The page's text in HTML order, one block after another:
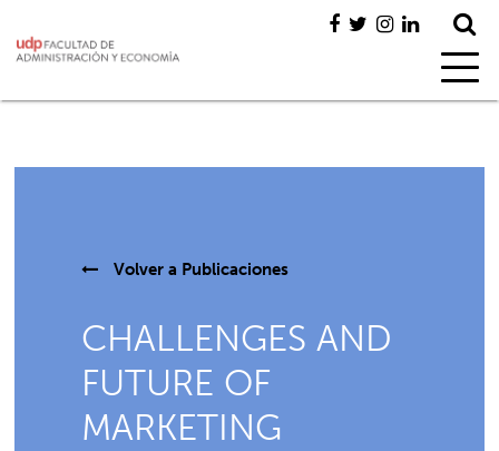
Volver a Publicaciones
CHALLENGES AND
FUTURE OF
MARKETING